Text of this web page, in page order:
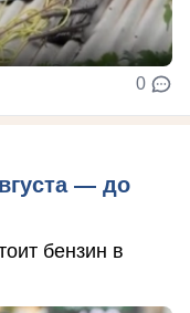
0
— до
бензин в